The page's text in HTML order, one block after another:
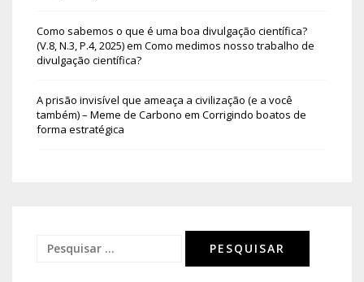
Como sabemos o que é uma boa divulgação científica?
(V.8, N.3, P.4, 2025)em Como medimos nosso trabalho de
divulgação científica?
A prisão invisível que ameaça a civilização (e a você
também) – Meme de Carbono em Corrigindo boatos de
forma estratégica